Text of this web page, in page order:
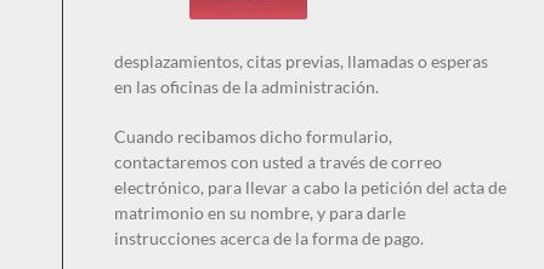
desplazamientos, citas previas, llamadas o esperas
en las oficinas de la administración.
Cuando recibamos dicho formulario,
contactaremos con usted a través de correo
electrónico, para llevar a cabo la petición del acta de
matrimonio en su nombre, y para darle
instrucciones acerca de la forma de pago.